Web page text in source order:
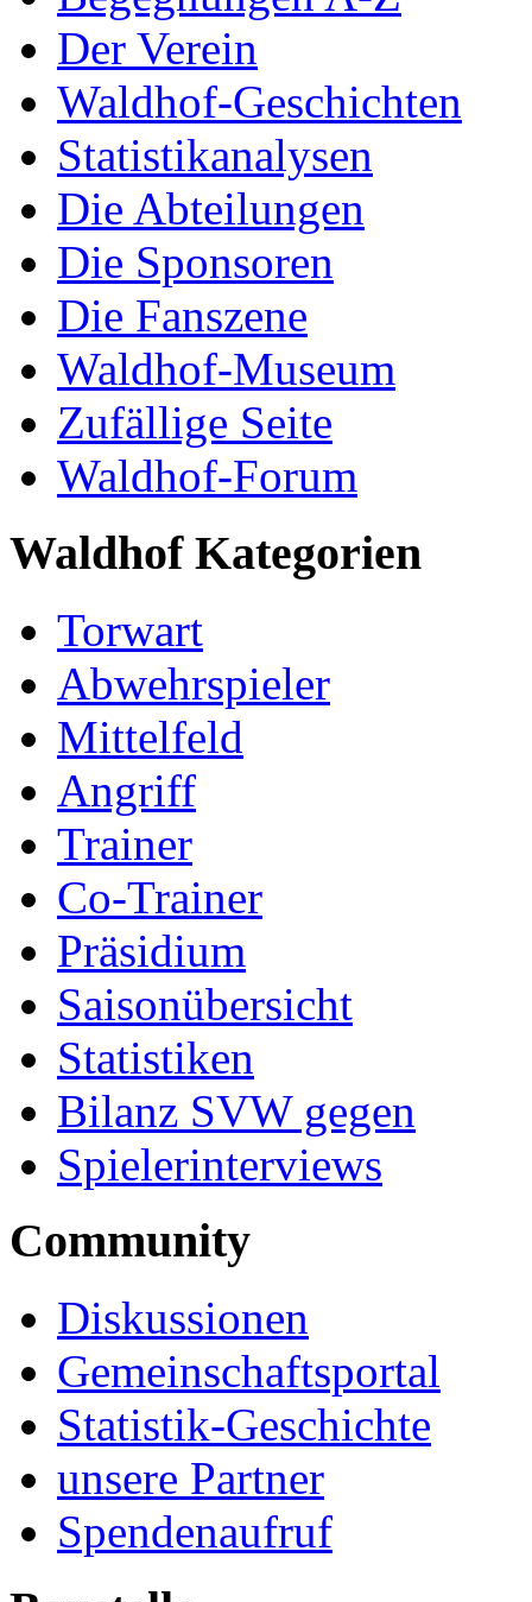
Der Verein
Waldhof-Geschichten
Statistikanalysen
Die Abteilungen
Die Sponsoren
Die Fanszene
Waldhof-Museum
Zufällige Seite
Waldhof-Forum
Waldhof Kategorien
Torwart
Abwehrspieler
Mittelfeld
Angriff
Trainer
Co-Trainer
Präsidium
Saisonübersicht
Statistiken
Bilanz SVW gegen
Spielerinterviews
Community
Diskussionen
Gemeinschaftsportal
Statistik-Geschichte
unsere Partner
Spendenaufruf